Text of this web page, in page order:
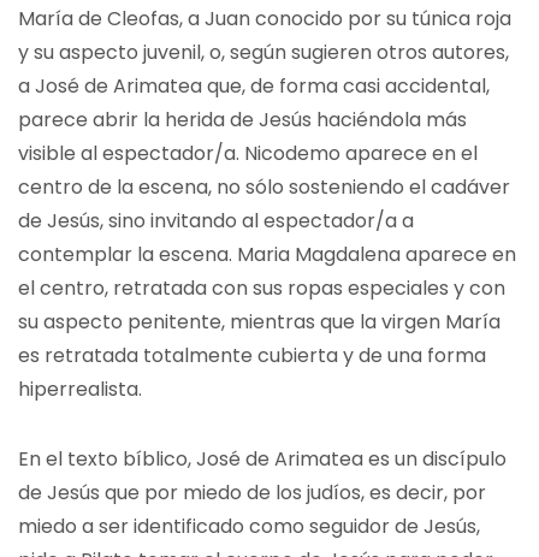
María de Cleofas, a Juan conocido por su túnica roja
y su aspecto juvenil, o, según sugieren otros autores,
a José de Arimatea que, de forma casi accidental,
parece abrir la herida de Jesús haciéndola más
visible al espectador/a. Nicodemo aparece en el
centro de la escena, no sólo sosteniendo el cadáver
de Jesús, sino invitando al espectador/a a
contemplar la escena. Maria Magdalena aparece en
el centro, retratada con sus ropas especiales y con
su aspecto penitente, mientras que la virgen María
es retratada totalmente cubierta y de una forma
hiperrealista.
En el texto bíblico, José de Arimatea es un discípulo
de Jesús que por miedo de los judíos, es decir, por
miedo a ser identificado como seguidor de Jesús,